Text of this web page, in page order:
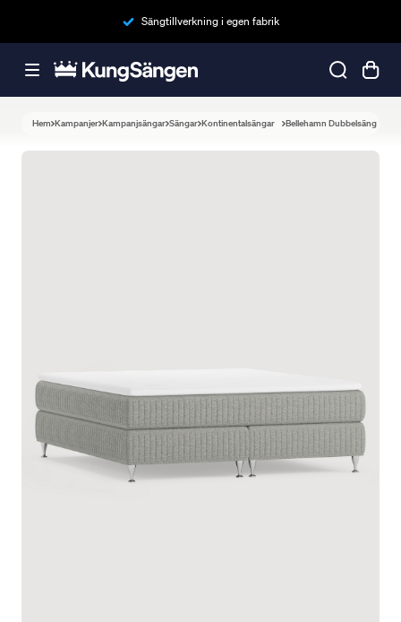
Sängtillverkning i egen fabrik
Hem Kampanjer Kampanjsängar Sängar Kontinentalsängar Bellehamn Dubbelsäng